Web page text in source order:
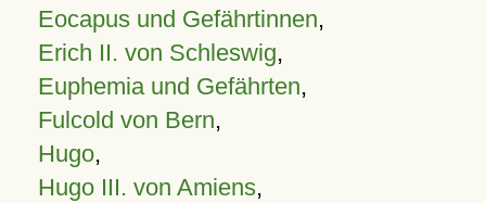
Eocapus und Gefährtinnen,
Erich II. von Schleswig,
Euphemia und Gefährten,
Fulcold von Bern,
Hugo,
Hugo III. von Amiens,